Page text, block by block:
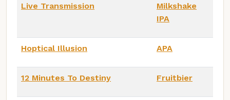
Live Transmission
Milkshake
IPA
Hoptical Illusion APA
12 Minutes To Destiny Fruitbier